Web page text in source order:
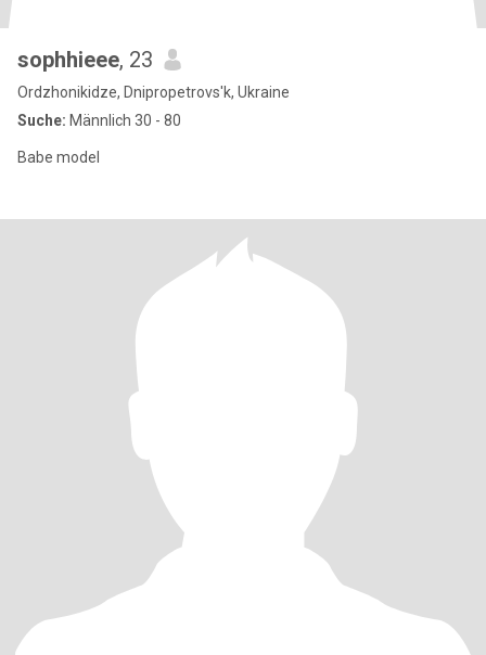
sophhieee, 23
Ordzhonikidze, Dnipropetrovs'k, Ukraine
Suche: Männlich 30 - 80
Babe model